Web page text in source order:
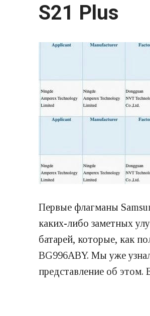
S21 Plus
Первые флагманы
каких-либо заметных
батарей, которые, как
BG996ABY. Мы уже
представление об этом.